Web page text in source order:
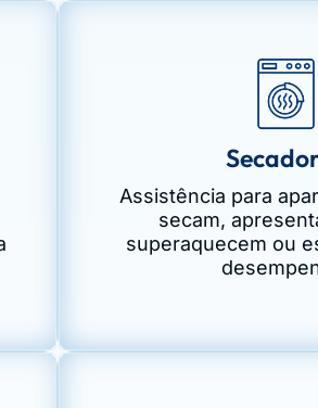
Assistência para
secam,
superaquecem ou